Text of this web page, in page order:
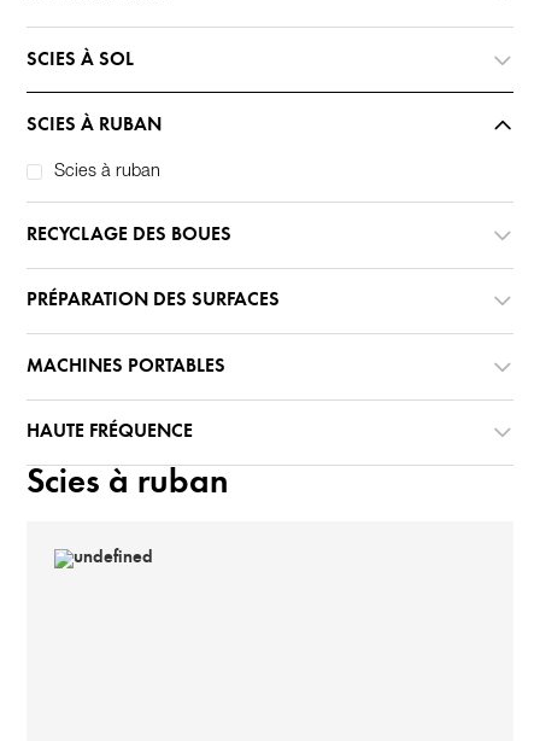
SCIES À SOL
SCIES À RUBAN
Scies à ruban
RECYCLAGE DES BOUES
PRÉPARATION DES SURFACES
MACHINES PORTABLES
HAUTE FRÉQUENCE
Scies à ruban